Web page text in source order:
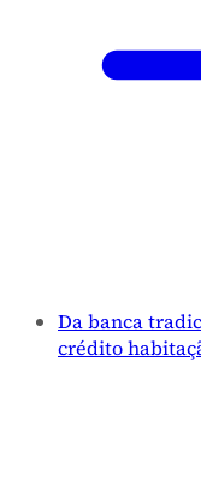
Da banca
crédito